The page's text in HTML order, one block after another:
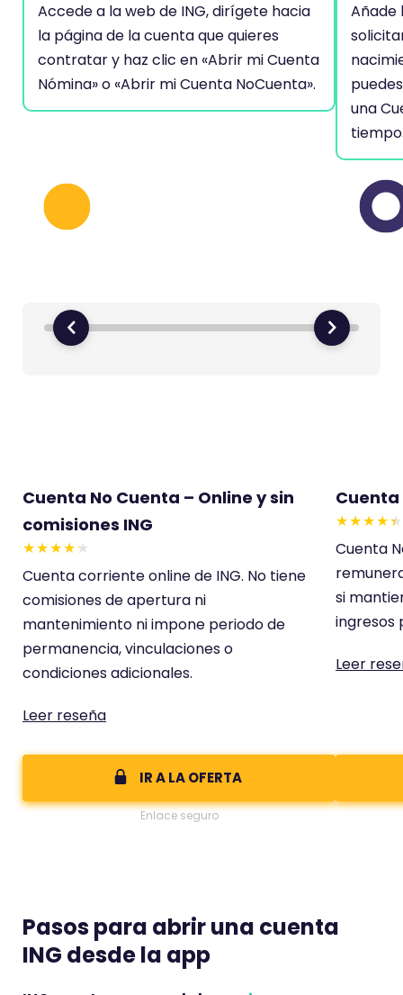
Accede a la web de ING, dirígete hacia
la página de la cuenta que quieres
contratar y haz clic en «Abrir mi Cuenta
Nómina» o «Abrir mi Cuenta NoCuenta».
Añade
una
Cuenta No Cuenta – Online y sin
comisiones ING
E
s
t
e
c
o
m
n
a
i
e
Cuenta corriente online de ING. No tiene
comisiones de apertura ni
mantenimiento ni impone periodo de
permanencia, vinculaciones o
condiciones adicionales.
Leer reseña
IR A LA OFERTA
Enlace seguro
Cuenta
E
s
t
e
c
o
t
r
e
Cuenta
si
ingresos
Leer
Pasos para abrir una cuenta
ING desde la app